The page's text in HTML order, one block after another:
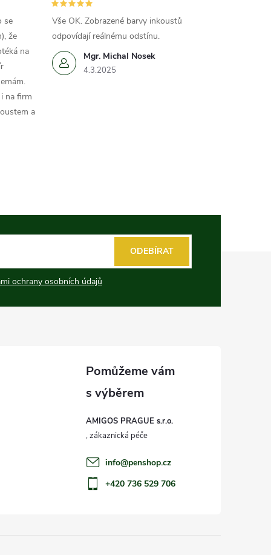
se
že
na
na firm
a
Mgr. Michal Nosek
4.3.2025
Vše OK. Zobrazené barvy inkoustů
odpovídají reálnému odstínu.
ochrany osobních údajů
ODEBÍRAT
AMIGOS PRAGUE s.r.o.
info@penshop.cz
+420 736 529 706